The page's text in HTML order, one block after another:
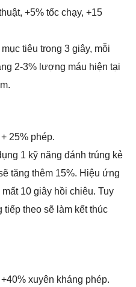
+5% tốc chạy, +15
tiêu trong 3 giây, mỗi
2-3% lượng máu hiện tại
25% phép.
1 kỹ năng đánh trúng kẻ
tăng thêm 15%. Hiệu ứng
10 giây hồi chiêu. Tuy
theo sẽ làm kết thúc
xuyên kháng phép.